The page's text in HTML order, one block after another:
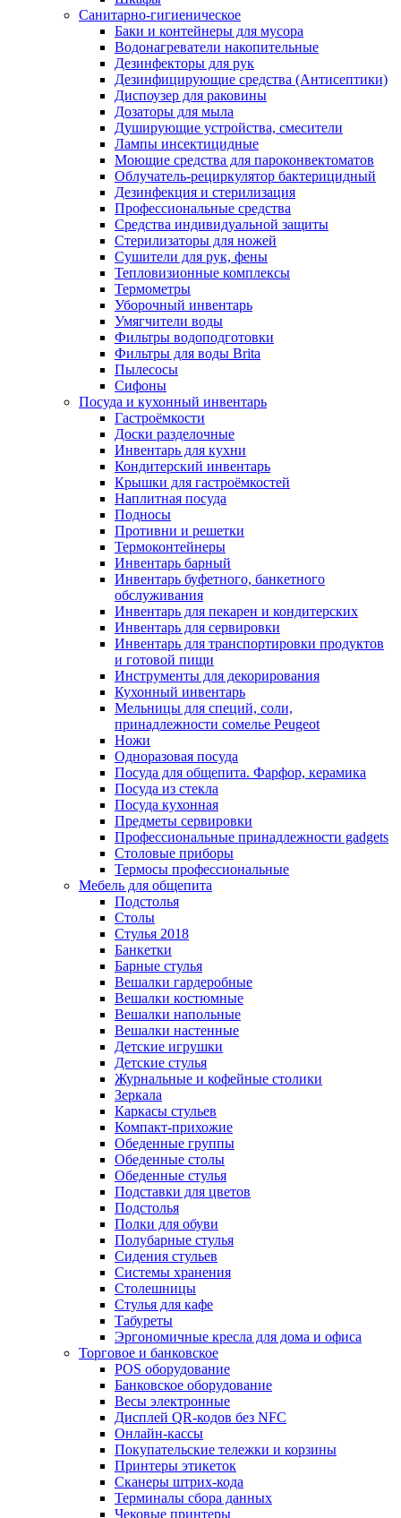
Санитарно-гигиеническое
Баки и контейнеры для мусора
Водонагреватели накопительные
Дезинфекторы для рук
Дезинфицирующие средства (Антисептики)
Диспоузер для раковины
Дозаторы для мыла
Душирующие устройства, смесители
Лампы инсектицидные
Моющие средства для пароконвектоматов
Облучатель-рециркулятор бактерицидный
Дезинфекция и стерилизация
Профессиональные средства
Средства индивидуальной защиты
Стерилизаторы для ножей
Сушители для рук, фены
Тепловизионные комплексы
Термометры
Уборочный инвентарь
Умягчители воды
Фильтры водоподготовки
Фильтры для воды Brita
Пылесосы
Сифоны
Посуда и кухонный инвентарь
Гастроёмкости
Доски разделочные
Инвентарь для кухни
Кондитерский инвентарь
Крышки для гастроёмкостей
Наплитная посуда
Подносы
Противни и решетки
Термоконтейнеры
Инвентарь барный
Инвентарь буфетного, банкетного
обслуживания
Инвентарь для пекарен и кондитерских
Инвентарь для сервировки
Инвентарь для транспортировки продуктов
и готовой пищи
Инструменты для декорирования
Кухонный инвентарь
Мельницы для специй, соли,
принадлежности сомелье Peugeot
Ножи
Одноразовая посуда
Посуда для общепита. Фарфор, керамика
Посуда из стекла
Посуда кухонная
Предметы сервировки
Профессиональные принадлежности gadgets
Столовые приборы
Термосы профессиональные
Мебель для общепита
Подстолья
Столы
Стулья 2018
Банкетки
Барные стулья
Вешалки гардеробные
Вешалки костюмные
Вешалки напольные
Вешалки настенные
Детские игрушки
Детские стулья
Журнальные и кофейные столики
Зеркала
Каркасы стульев
Компакт-прихожие
Обеденные группы
Обеденные столы
Обеденные стулья
Подставки для цветов
Подстолья
Полки для обуви
Полубарные стулья
Сидения стульев
Системы хранения
Столешницы
Стулья для кафе
Табуреты
Эргономичные кресла для дома и офиса
Торговое и банковское
POS оборудование
Банковское оборудование
Весы электронные
Дисплей QR-кодов без NFC
Онлайн-кассы
Покупательские тележки и корзины
Принтеры этикеток
Сканеры штрих-кода
Терминалы сбора данных
Чековые принтеры